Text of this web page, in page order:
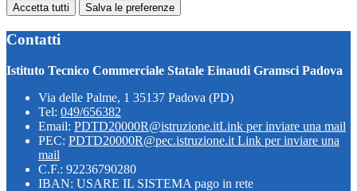
Accetta tutti Salva le preferenze
Contatti
Istituto Tecnico Commerciale Statale Einaudi Gramsci Padova
Via delle Palme, 1 35137 Padova (PD)
Tel: 049/656382
Email: PDTD20000R@istruzione.itLink per inviare una mail
PEC: PDTD20000R@pec.istruzione.it Link per inviare una
mail
C.F.: 92236790280
IBAN: USARE IL SISTEMA pago in rete